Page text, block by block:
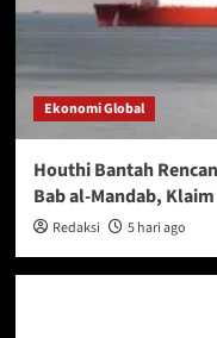
Ekonomi Global
Houthi Bantah
Bab al-Mandab,
Redaksi 5 hari ago